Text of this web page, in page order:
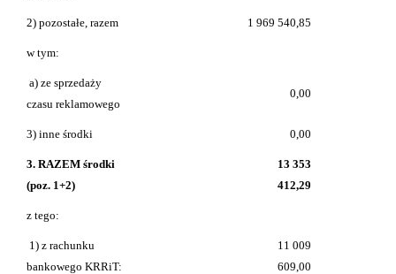
2) pozostałe, razem 1 969 540,85
w tym:
a) ze sprzedaży
czasu reklamowego
0,00
3) inne środki 0,00
3. RAZEM środki
(poz. 1+2)
13 353
412,29
z tego:
1) z rachunku
bankowego KRRiT:
11 009
609,00